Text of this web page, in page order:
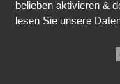
belieben aktivieren &
lesen Sie unsere